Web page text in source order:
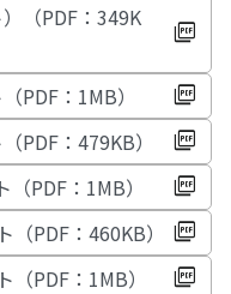
（PDF：349K
PDF：1MB）
PDF：479KB）
PDF：1MB）
（PDF：460KB）
PDF：1MB）